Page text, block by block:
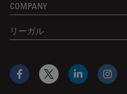
COMPANY
リーガル
Facebook
X LinkedIn